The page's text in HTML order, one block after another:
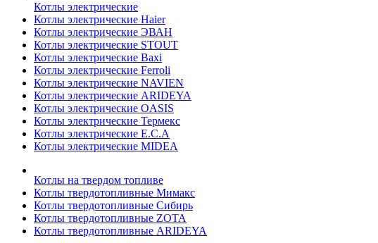
Котлы электрические
Котлы электрические Haier
Котлы электрические ЭВАН
Котлы электрические STOUT
Котлы электрические Baxi
Котлы электрические Ferroli
Котлы электрические NAVIEN
Котлы электрические ARIDEYA
Котлы электрические OASIS
Котлы электрические Термекс
Котлы электрические E.C.A
Котлы электрические MIDEA
Котлы на твердом топливе
Котлы твердотопливные Мимакс
Котлы твердотопливные Сибирь
Котлы твердотопливные ZOTA
Котлы твердотопливные ARIDEYA